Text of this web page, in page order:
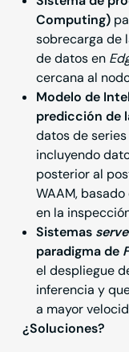
Computing)
sobrecarga de
de datos en
cercana al
Modelo de
predicción de
datos de
incluyendo
posterior al
WAAM,
en la
Sistemas
paradigma de
el despliegue
inferencia y
a mayor
¿Soluciones?